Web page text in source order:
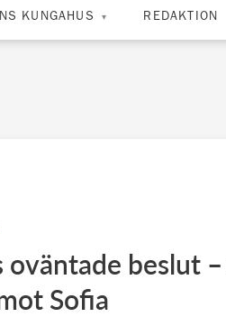
KUNGAHUS REDAKTION
oväntade beslut
Sofia